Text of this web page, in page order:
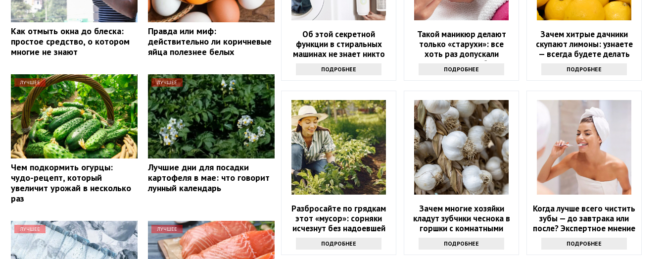
Как отмыть окна до блеска:
простое средство, о котором
многие не знают
Правда или миф:
действительно ли коричневые
яйца полезнее белых
ЛУЧШЕЕ
Чем подкормить огурцы:
чудо-рецепт, который
увеличит урожай в несколько
раз
ЛУЧШЕЕ
Лучшие дни для посадки
картофеля в мае: что говорит
лунный календарь
ЛУЧШЕЕ ЛУЧШЕЕ
Об этой секретной
функции в стиральных
машинах не знает никто
ПОДРОБНЕЕ
Такой маникюр делают
только «старухи»: все
хоть раз допускали
позорные ошибки
ПОДРОБНЕЕ
Зачем хитрые дачники
скупают лимоны: узнаете
— всегда будете делать
ПОДРОБНЕЕ
Разбросайте по грядкам
этот «мусор»: сорняки
исчезнут без надоевшей
ПОДРОБНЕЕ
Зачем многие хозяйки
кладут зубчики чеснока в
горшки с комнатными
ПОДРОБНЕЕ
Когда лучше всего чистить
зубы — до завтрака или
после? Экспертное мнение
ПОДРОБНЕЕ